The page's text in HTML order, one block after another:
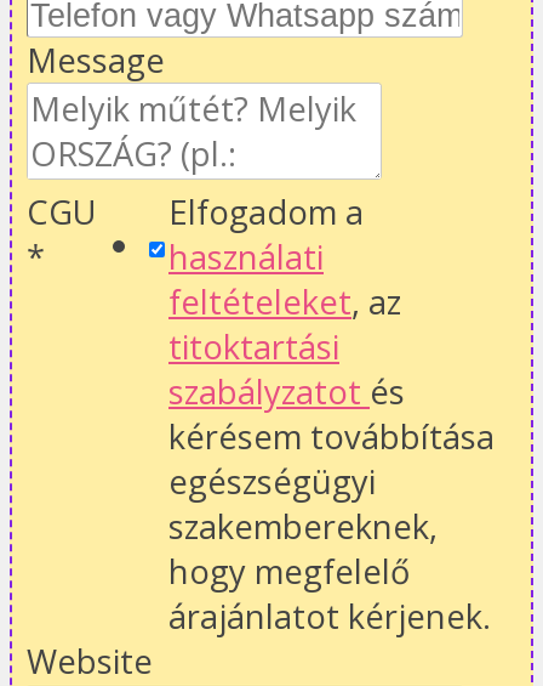
Message
CGU
*
Elfogadom a
használati
feltételeket, az
titoktartási
szabályzatot és
kérésem továbbítása
egészségügyi
szakembereknek,
hogy megfelelő
árajánlatot kérjenek.
Website